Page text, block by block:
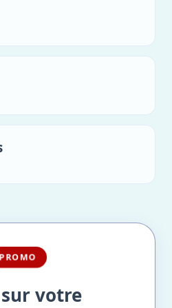
PROMO
sur votre